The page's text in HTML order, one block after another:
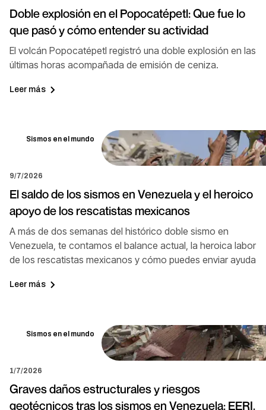
Doble explosión en el Popocatépetl: Que fue lo
que pasó y cómo entender su actividad
El volcán Popocatépetl registró una doble explosión en las
últimas horas acompañada de emisión de ceniza.
Leer más
Sismos en el mundo
9/7/2026
El saldo de los sismos en Venezuela y el heroico
apoyo de los rescatistas mexicanos
A más de dos semanas del histórico doble sismo en
Venezuela, te contamos el balance actual, la heroica labor
de los rescatistas mexicanos y cómo puedes enviar ayuda
Leer más
Sismos en el mundo
1/7/2026
Graves daños estructurales y riesgos
geotécnicos tras los sismos en Venezuela: EERI.